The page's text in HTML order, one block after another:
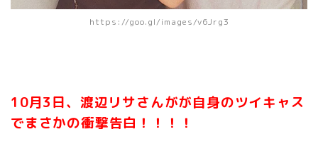
https://goo.gl/images/v6Jrg3
10月3日、渡辺リサさんがが自身のツイキャス
でまさかの衝撃告白！！！！